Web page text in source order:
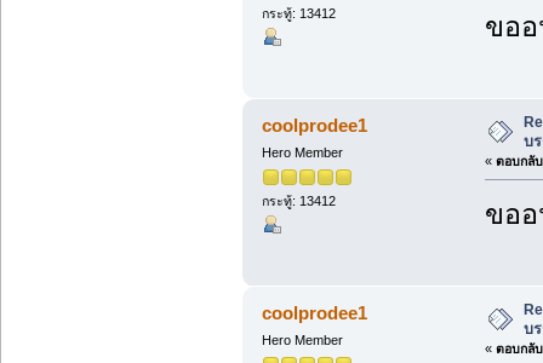
กระทู้: 13412 ขอ
coolprodee1
Hero Member
กระทู้: 13412
บ
« ตอบกลั
ขอ
coolprodee1
Hero Member
บ
« ตอบกลั